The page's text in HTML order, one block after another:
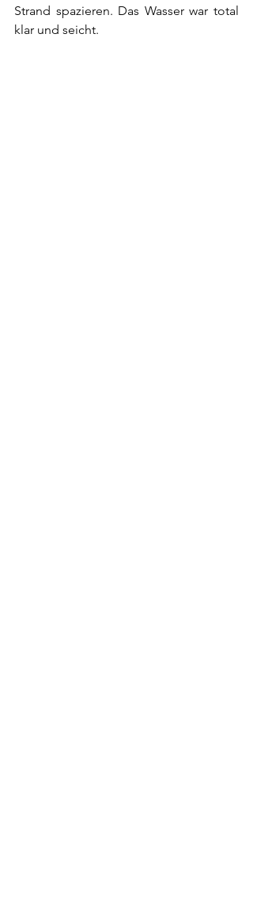
Strand spazieren. Das Wasser war total
klar und seicht.